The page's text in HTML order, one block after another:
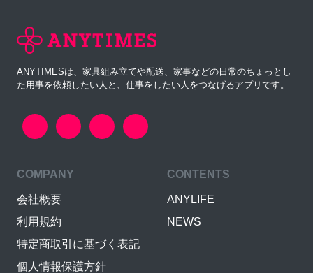
ANYTIMESは、家具組み立てや配送、家事などの日常のちょっとし
た用事を依頼したい人と、仕事をしたい人をつなげるアプリです。
COMPANY
会社概要
利用規約
特定商取引に基づく表記
個人情報保護方針
CONTENTS
ANYLIFE
NEWS